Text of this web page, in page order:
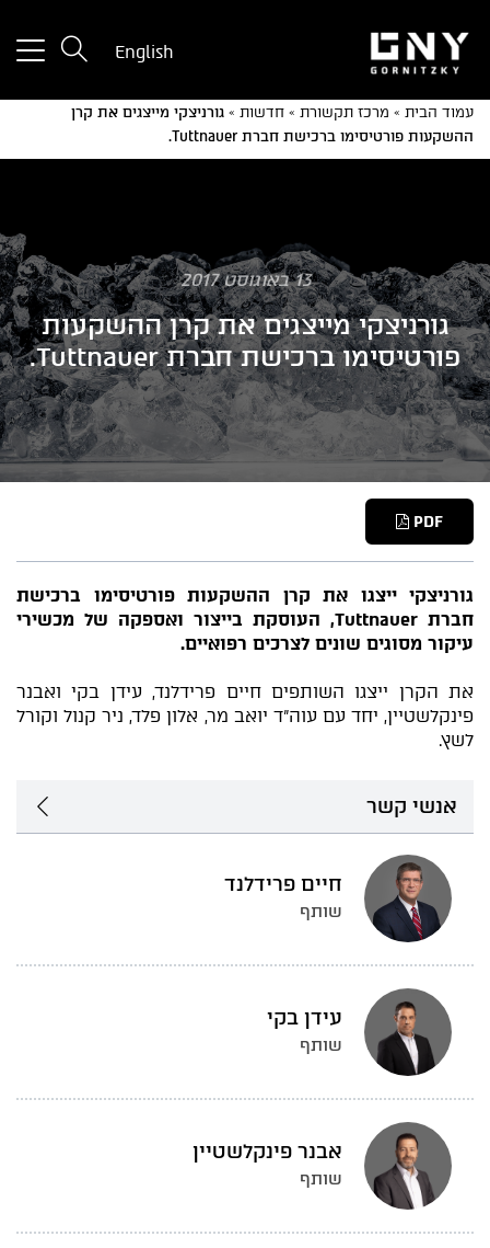
English
עמוד הבית » מרכז תקשורת » חדשות » גורניצקי מייצגים את קרן
ההשקעות פורטיסימו ברכישת חברת Tuttnauer.
13 באוגוסט 2017
גורניצקי מייצגים את קרן ההשקעות
פורטיסימו ברכישת חברת Tuttnauer.
PDF
גורניצקי ייצגו את קרן ההשקעות פורטיסימו ברכישת
חברת Tuttnauer, העוסקת בייצור ואספקה של מכשירי
עיקור מסוגים שונים לצרכים רפואיים.
את הקרן ייצגו השותפים חיים פרידלנד, עידן בקי ואבנר
פינקלשטיין, יחד עם עוה"ד יואב מר, אלון פלד, ניר קנול וקורל
לשץ.
אנשי קשר
חיים פרידלנד
שותף
עידן בקי
שותף
אבנר פינקלשטיין
שותף